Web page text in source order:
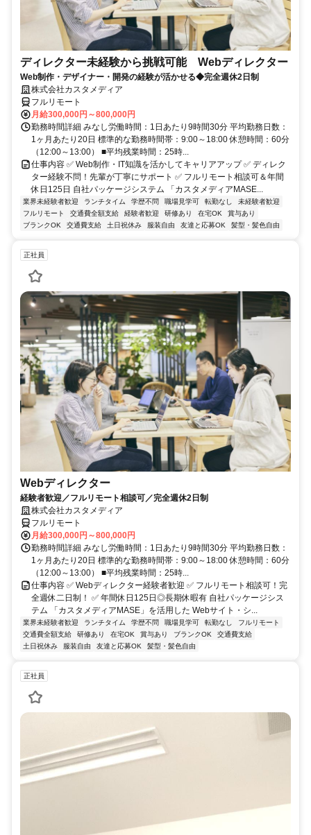
ディレクター未経験から挑戦可能 Webディレクター
Web制作・デザイナー・開発の経験が活かせる◆完全週休2日制
株式会社カスタメディア
フルリモート
月給300,000円～800,000円
勤務時間詳細 みなし労働時間：1日あたり9時間30分 平均勤務日数：
1ヶ月あたり20日 標準的な勤務時間帯：9:00～18:00 休憩時間：60分
（12:00～13:00） ■平均残業時間：25時...
仕事内容 ✅ Web制作・IT知識を活かしてキャリアアップ ✅ ディレク
ター経験不問！先輩が丁寧にサポート ✅ フルリモート相談可＆年間
休日125日 自社パッケージシステム 「カスタメディアMASE...
業界未経験者歓迎 ランチタイム 学歴不問 職場見学可 転勤なし
未経験者歓迎
フルリモート
交通費全額支給 経験者歓迎 研修あり 在宅OK
賞与あり
ブランクOK
交通費支給 土日祝休み 服装自由 友達と応募OK 髪型・髪色自由
正社員
Webディレクター
経験者歓迎／フルリモート相談可／完全週休2日制
株式会社カスタメディア
フルリモート
月給300,000円～800,000円
勤務時間詳細 みなし労働時間：1日あたり9時間30分 平均勤務日数：
1ヶ月あたり20日 標準的な勤務時間帯：9:00～18:00 休憩時間：60分
（12:00～13:00） ■平均残業時間：25時...
仕事内容 ✅ Webディレクター経験者歓迎 ✅ フルリモート相談可！完
全週休二日制！ ✅ 年間休日125日◎長期休暇有 自社パッケージシス
テム 「カスタメディアMASE」を活用した Webサイト・シ...
業界未経験者歓迎 ランチタイム 学歴不問 職場見学可 転勤なし
フルリモート
交通費全額支給
研修あり 在宅OK 賞与あり ブランクOK
交通費支給
土日祝休み
服装自由 友達と応募OK 髪型・髪色自由
正社員